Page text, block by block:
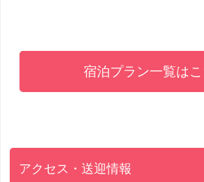
宿泊プラン一覧は
アクセス・送迎情報